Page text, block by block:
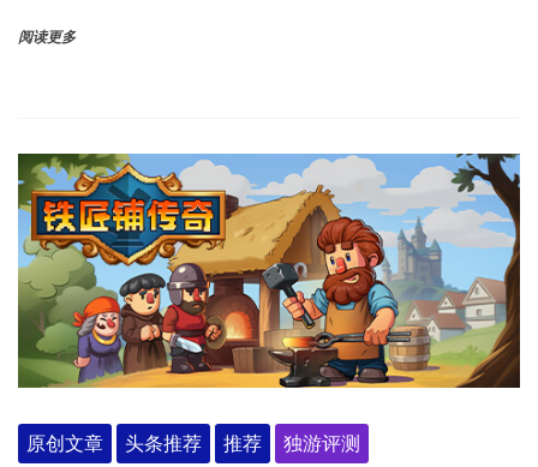
阅读更多
原创文章 头条推荐 推荐 独游评测